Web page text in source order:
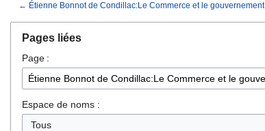
← Étienne Bonnot de Condillac:Le Commerce et le
navigation
recherche
Pages liées
Page :
Espace de noms :
Tous